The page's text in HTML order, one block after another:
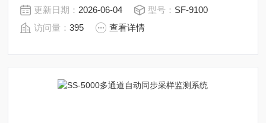
环境科学和冻土等研究，使大空间尺度上土壤呼吸的测量
有了更多的可能性。
更新日期： 2026-06-04 型号： SF-9100
访问量：395 查看详情